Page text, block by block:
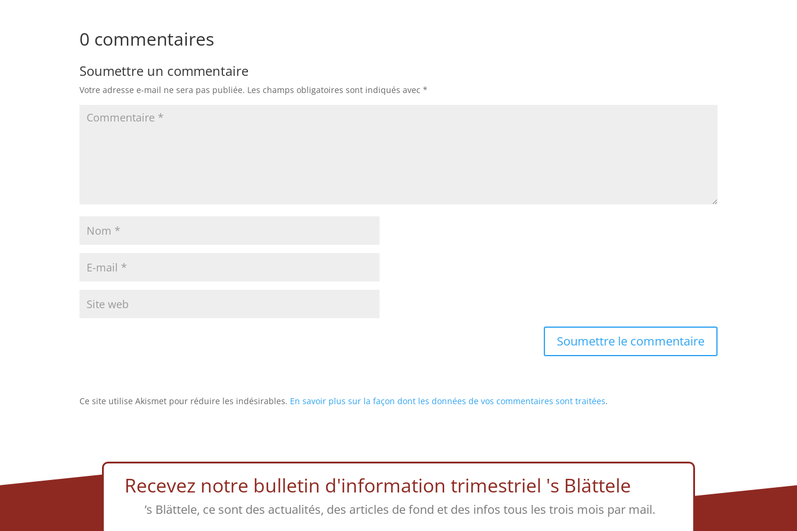
0 commentaires
Soumettre un commentaire
Votre adresse e-mail ne sera pas publiée. Les champs obligatoires sont indiqués avec*
Soumettre le commentaire
Ce site utilise Akismet pour réduire les indésirables. En savoir plus sur la façon dont les données de vos commentaires sont traitées.
Recevez notre bulletin d'information trimestriel 's Blättele
’s Blättele, ce sont des actualités, des articles de fond et des infos tous les trois mois par mail.